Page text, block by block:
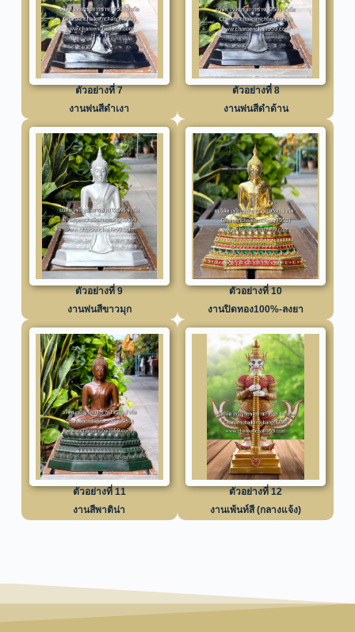
ตัวอย่างที่ 7
งานพ่นสีดำเงา
ตัวอย่างที่ 8
งานพ่นสีดำด้าน
ตัวอย่างที่ 9
งานพ่นสีขาวมุก
ตัวอย่างที่ 10
งานปิดทอง100%-ลงยา
ตัวอย่างที่ 11
งานสีพาติน่า
ตัวอย่างที่ 12
งานเพ้นท์สี (กลางแจ้ง)